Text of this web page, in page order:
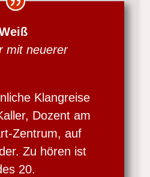
mit neuerer
Klangreise
Dozent am
Zentrum, auf
Zu hören ist
20.